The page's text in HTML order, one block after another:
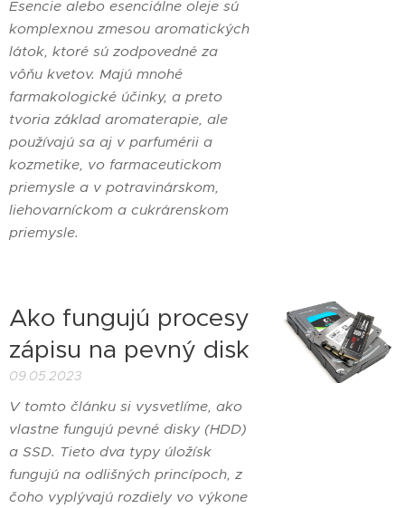
Esencie alebo esenciálne oleje sú
komplexnou zmesou aromatických
látok, ktoré sú zodpovedné za
vôňu kvetov. Majú mnohé
farmakologické účinky, a preto
tvoria základ aromaterapie, ale
používajú sa aj v parfumérii a
kozmetike, vo farmaceutickom
priemysle a v potravinárskom,
liehovarníckom a cukrárenskom
priemysle.
Ako fungujú procesy
zápisu na pevný disk
09.05.2023
V tomto článku si vysvetlíme, ako
vlastne fungujú pevné disky (HDD)
a SSD. Tieto dva typy úložísk
fungujú na odlišných princípoch, z
čoho vyplývajú rozdiely vo výkone